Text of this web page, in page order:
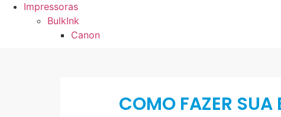
Impressoras
BulkInk
Canon
COMO FAZER SUA